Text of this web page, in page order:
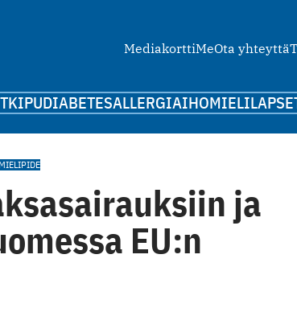
MediakorttiMeOta yhteyttä
KIPUDIABETESALLERGIAIHOMIELI
MIELIPIDE
ja
EU:n